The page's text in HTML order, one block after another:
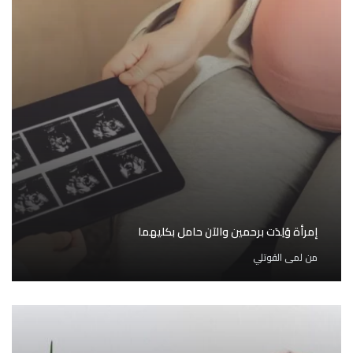
إمرأة وُلِدَت برحمين والآن حامل بكليهما
من لمى القوتلي